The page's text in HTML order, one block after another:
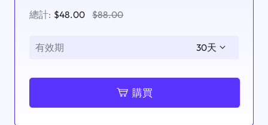
總計: $48.00 $88.00
有效期
購買